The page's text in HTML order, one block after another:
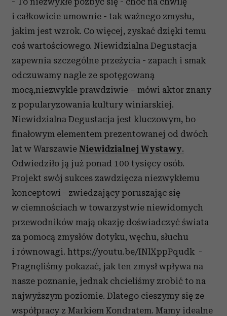
i całkowicie umownie - tak ważnego zmysłu,
jakim jest wzrok. Co więcej, zyskać dzięki temu
coś wartościowego. Niewidzialna Degustacja
zapewnia szczególne przeżycia - zapach i smak
odczuwamy nagle ze spotęgowaną
mocą,niezwykle prawdziwie – mówi aktor znany
z popularyzowania kultury winiarskiej.
Niewidzialna Degustacja jest kluczowym, bo
finałowym elementem prezentowanej od dwóch
lat w Warszawie Niewidzialnej Wystawy.
Odwiedziło ją już ponad 100 tysięcy osób.
Projekt swój sukces zawdzięcza niezwykłemu
konceptowi - zwiedzający poruszając się
w ciemnościach w towarzystwie niewidomych
przewodników mają okazję doświadczyć świata
za pomocą zmysłów dotyku, węchu, słuchu
i równowagi. https://youtu.be/INlXppPqudk -
Pragnęliśmy pokazać, jak ten zmysł wpływa na
nasze poznanie, jednak chcieliśmy zrobić to na
najwyższym poziomie. Dlatego cieszymy się ze
współpracy z Markiem Kondratem. Mamy idealne